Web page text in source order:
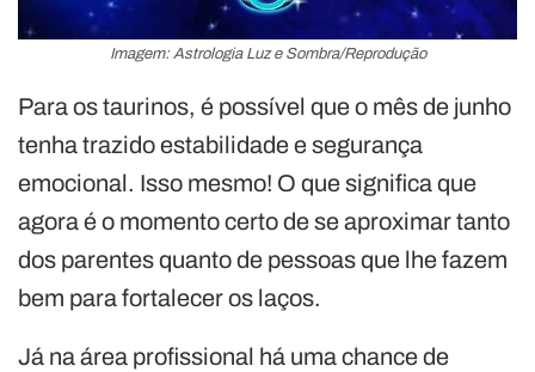
Imagem: Astrologia Luz e Sombra/Reprodução
Para os taurinos, é possível que o mês de junho
tenha trazido estabilidade e segurança
emocional. Isso mesmo! O que significa que
agora é o momento certo de se aproximar tanto
dos parentes quanto de pessoas que lhe fazem
bem para fortalecer os laços.
Já na área profissional há uma chance de